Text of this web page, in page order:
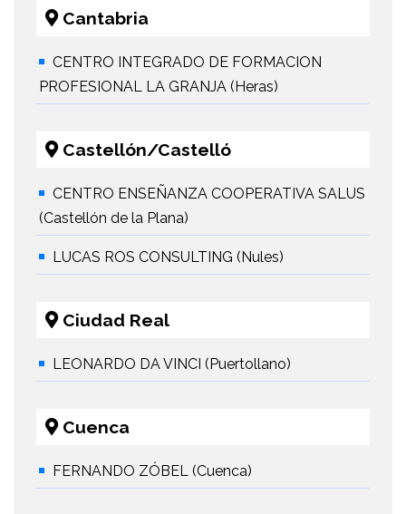
Cantabria
CENTRO INTEGRADO DE FORMACION
PROFESIONAL LA GRANJA (Heras)
Castellón/Castelló
CENTRO ENSEÑANZA COOPERATIVA SALUS
(Castellón de la Plana)
LUCAS ROS CONSULTING (Nules)
Ciudad Real
LEONARDO DA VINCI (Puertollano)
Cuenca
FERNANDO ZÓBEL (Cuenca)